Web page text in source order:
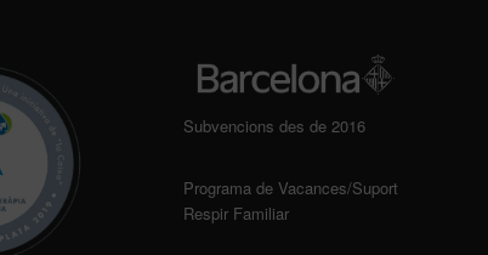
Subvencions des de 2016
Programa de Vacances/Suport
Respir Familiar